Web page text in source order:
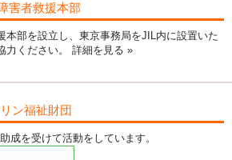
害者救援本部
本部を設立し、東京事務局をJIL内に設置いた
力ください。 詳細を見る »
ン福祉財団
成を受けて活動をしています。